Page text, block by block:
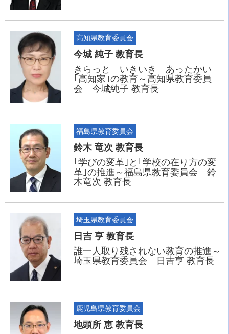
高知県教育委員会
今城 純子 教育長
きらっと いきいき あったかい
｢高知家｣の教育～高知県教育委員
会 今城純子 教育長
福島県教育委員会
鈴木 竜次 教育長
｢学びの変革｣と｢学校の在り方の変
革｣の推進～福島県教育委員会 鈴
木竜次 教育長
埼玉県教育委員会
日吉 亨 教育長
誰一人取り残されない教育の推進～
埼玉県教育委員会 日吉亨 教育長
鹿児島県教育委員会
地頭所 恵 教育長